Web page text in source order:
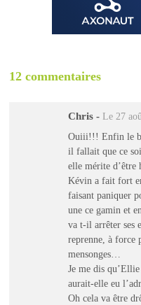
12 commentaires
Chris - Le 27
Ouiii!!! Enfin le
il fallait que ce
elle mérite d’être
Kévin a fait fort
faisant paniquer
une ce gamin et
va t-il arrêter ses
reprenne, à force
mensonges…
Je me dis
aurait-elle eu
Oh cela va être